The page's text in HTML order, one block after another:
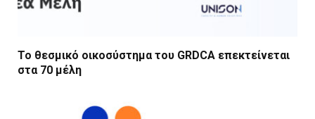
Το θεσμικό οικοσύστημα του GRDCA επεκτείνεται
στα 70 μέλη